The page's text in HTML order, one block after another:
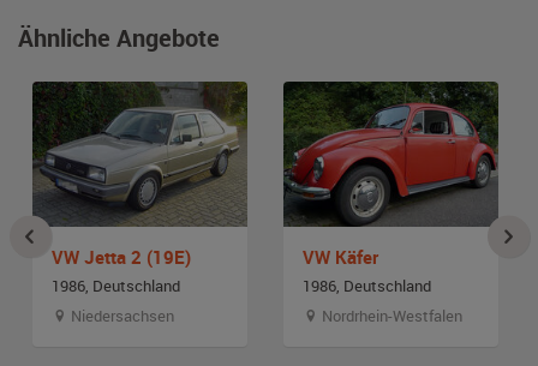
Ähnliche Angebote
VW Jetta 2 (19E)
1986, Deutschland
Niedersachsen
VW Käfer
1986, Deutschland
Nordrhein-Westfalen